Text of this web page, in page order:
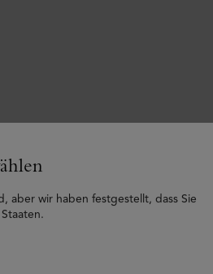
aber wir haben festgestellt, dass Sie